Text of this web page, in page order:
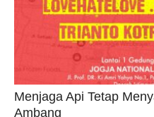
Menjaga Api Tetap
Ambang